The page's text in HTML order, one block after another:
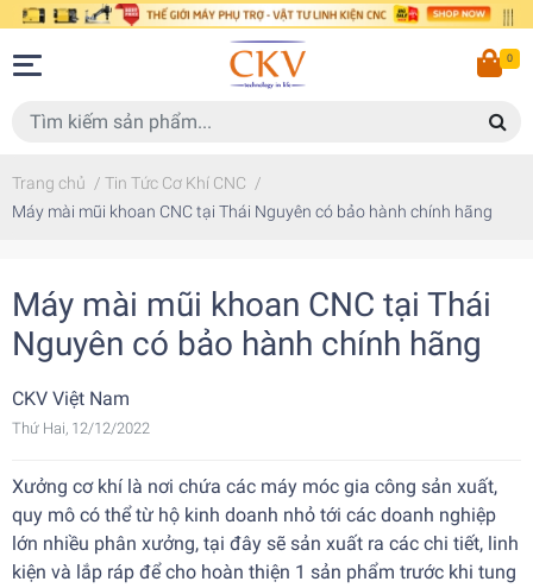
0
Trang chủ / Tin Tức Cơ Khí CNC /
Máy mài mũi khoan CNC tại Thái Nguyên có bảo hành chính hãng
Máy mài mũi khoan CNC tại Thái
Nguyên có bảo hành chính hãng
CKV Việt Nam
Thứ Hai, 12/12/2022
Xưởng cơ khí là nơi chứa các máy móc gia công sản xuất,
quy mô có thể từ hộ kinh doanh nhỏ tới các doanh nghiệp
lớn nhiều phân xưởng, tại đây sẽ sản xuất ra các chi tiết, linh
kiện và lắp ráp để cho hoàn thiện 1 sản phẩm trước khi tung